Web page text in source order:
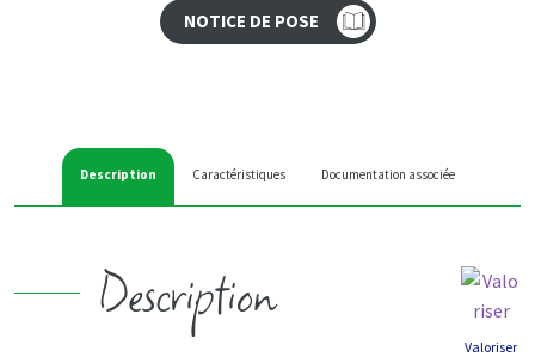
NOTICE DE POSE
Description Caractéristiques Documentation associée
Description
Valoriser